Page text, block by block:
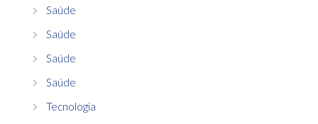
Saúde
Saúde
Saúde
Saúde
Tecnologia